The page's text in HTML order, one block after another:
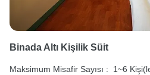
Binada Altı Kişilik Süit
Maksimum Misafir Sayısı :
1~6